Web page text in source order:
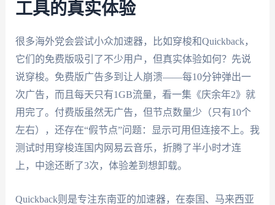
工具的真实体验
很多海外党会尝试小众加速器，比如穿梭和Quickback，
它们的免费版吸引了不少用户，但真实体验如何？先说
说穿梭。免费版广告多到让人崩溃——每10分钟弹出一
次广告，而且每天只有1GB流量，看一集《庆余年2》就
用完了。付费版虽然无广告，但节点数量少（只有10个
左右），还存在“假节点”问题：显示可用但连接不上。我
测试时用穿梭连国内网易云音乐，折腾了半小时才连
上，中途还断了3次，体验差到想卸载。
Quickback则是专注东南亚的加速器，在泰国、马来西亚